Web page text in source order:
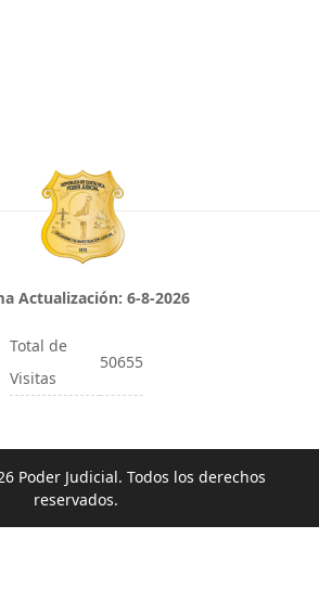
Actualización: 6-8-2026
Total de
Visitas
50655
Poder Judicial. Todos los derechos
reservados.